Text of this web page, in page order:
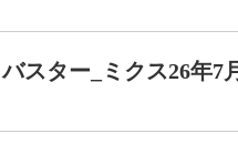
スター_ミクス26年7